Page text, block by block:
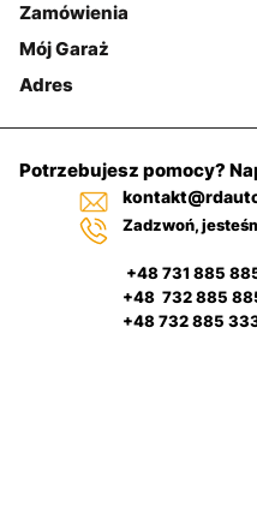
Zamówienia
Mój Garaż
Adres
Potrzebujesz pomocy?
Zadzwoń,
+48 731 885
+48 732 885
+48 732 885